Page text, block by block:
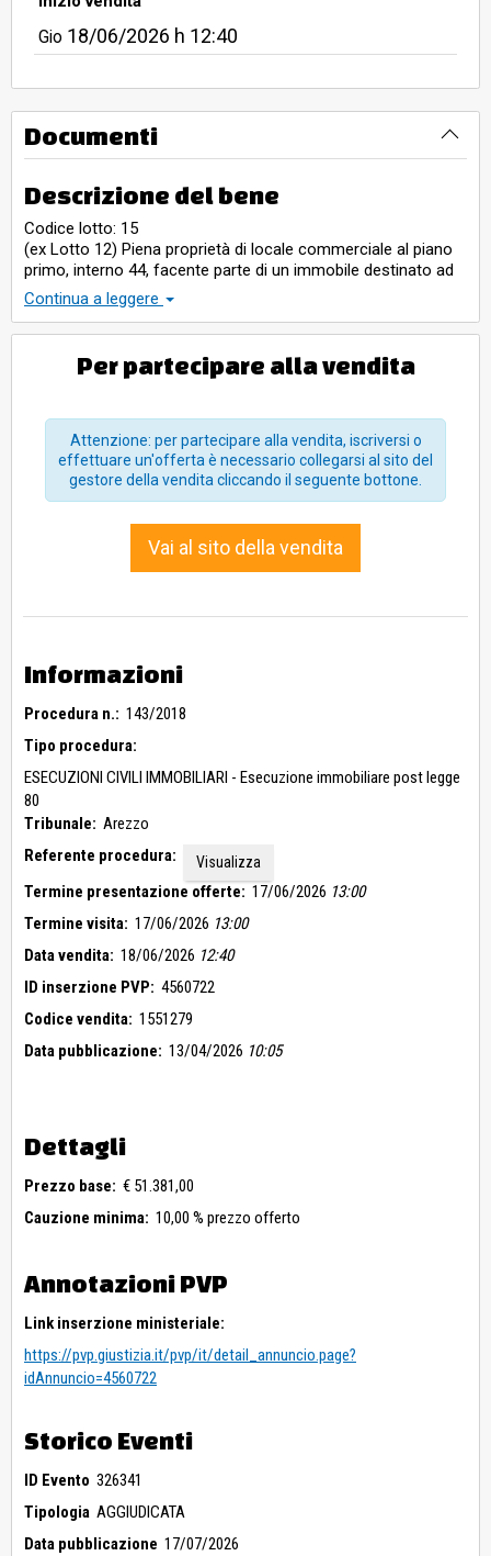
Gio 18/06/2026 h 12:40
Documenti
Descrizione del bene
Codice lotto: 15
(ex Lotto 12) Piena proprietà di locale commerciale al piano
primo, interno 44, facente parte di un immobile destinato ad
attività commerciale/artigianale/servizi denominato 'Parco
Valdichiana', composto da un vano destinato a negozio
diviso con pareti attrezzate in attesa, spogliatoio, zona
lavorazione, ripostiglio, magazzino e disimpegno, con
antibagno e servizio igienico. Superficie commerciale: mq.
Continua a leggere
Per partecipare alla vendita
Attenzione: per partecipare alla vendita, iscriversi o
effettuare un'offerta è necessario collegarsi al sito del
gestore della vendita cliccando il seguente bottone.
Vai al sito della vendita
Informazioni
Procedura n.: 143/2018
Tipo procedura:
ESECUZIONI CIVILI IMMOBILIARI - Esecuzione immobiliare post legge
80
Tribunale: Arezzo
Referente procedura:
Visualizza
Termine presentazione offerte: 17/06/2026 13:00
Termine visita: 17/06/2026 13:00
Data vendita: 18/06/2026 12:40
ID inserzione PVP: 4560722
Codice vendita: 1551279
Data pubblicazione: 13/04/2026 10:05
Dettagli
Prezzo base: € 51.381,00
Cauzione minima: 10,00 % prezzo offerto
Annotazioni PVP
Link inserzione ministeriale:
https://pvp.giustizia.it/pvp/it/detail_annuncio.page?
idAnnuncio=4560722
Storico Eventi
ID Evento 326341
Tipologia AGGIUDICATA
Data pubblicazione 17/07/2026